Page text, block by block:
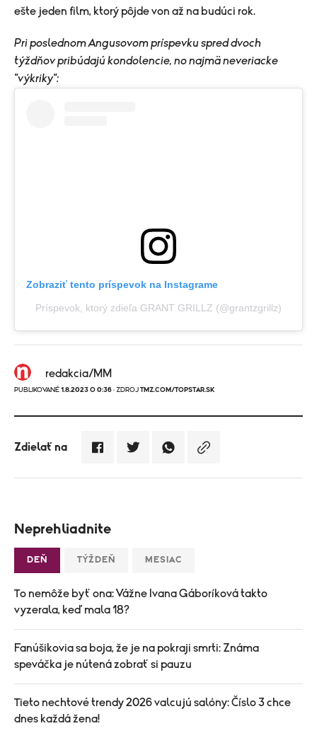
ešte jeden film, ktorý pôjde von až na budúci rok.
Pri poslednom Angusovom príspevku spred dvoch
týždňov pribúdajú kondolencie, no najmä neveriacke
"výkriky":
Zobraziť tento príspevok na Instagrame
Príspevok, ktorý zdieľa GRANT GRILLZ (@grantzgrillz)
redakcia/MM
PUBLIKOVANÉ 1.8.2023 O 0:36 · ZDROJ TMZ.COM/TOPSTAR.SK
Zdielať na
Neprehliadnite
DEŇ TÝŽDEŇ MESIAC
To nemôže byť ona: Vážne Ivana Gáboríková takto
vyzerala, keď mala 18?
Fanúšikovia sa boja, že je na pokraji smrti: Známa
speváčka je nútená zobrať si pauzu
Tieto nechtové trendy 2026 valcujú salóny: Číslo 3 chce
dnes každá žena!